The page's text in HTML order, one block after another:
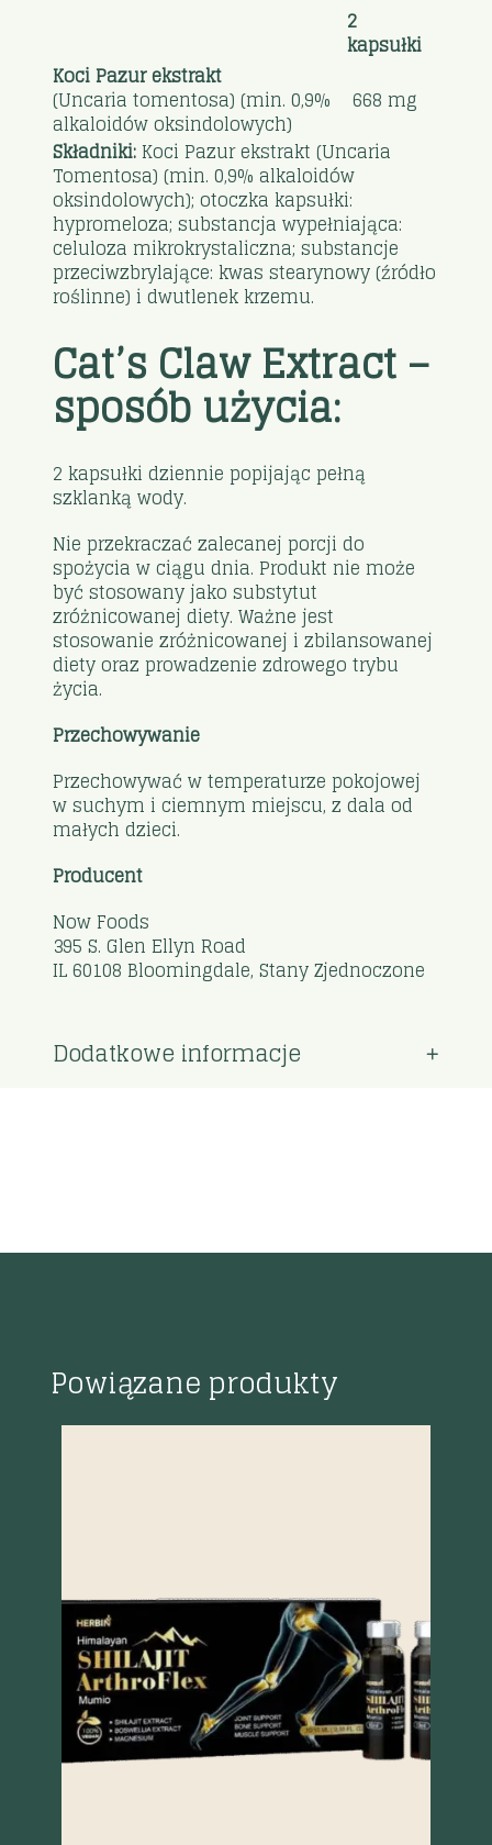
2
kapsułki
Koci Pazur ekstrakt
(Uncaria tomentosa) (min. 0,9%
alkaloidów oksindolowych)
668 mg
Składniki: Koci Pazur ekstrakt (Uncaria
Tomentosa) (min. 0,9% alkaloidów
oksindolowych); otoczka kapsułki:
hypromeloza; substancja wypełniająca:
celuloza mikrokrystaliczna; substancje
przeciwzbrylające: kwas stearynowy (źródło
roślinne) i dwutlenek krzemu.
Cat’s Claw Extract –
sposób użycia:
2 kapsułki dziennie popijając pełną
szklanką wody.
Nie przekraczać zalecanej porcji do
spożycia w ciągu dnia. Produkt nie może
być stosowany jako substytut
zróżnicowanej diety. Ważne jest
stosowanie zróżnicowanej i zbilansowanej
diety oraz prowadzenie zdrowego trybu
życia.
Przechowywanie
Przechowywać w temperaturze pokojowej
w suchym i ciemnym miejscu, z dala od
małych dzieci.
Producent
Now Foods
395 S. Glen Ellyn Road
IL 60108 Bloomingdale, Stany Zjednoczone
Dodatkowe informacje
Powiązane produkty
Szybki podgląd